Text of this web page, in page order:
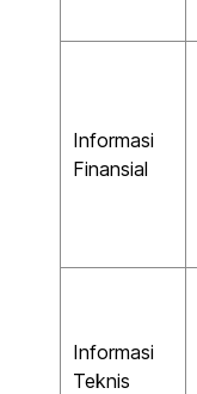
Informasi
Finansial
Informasi
Teknis